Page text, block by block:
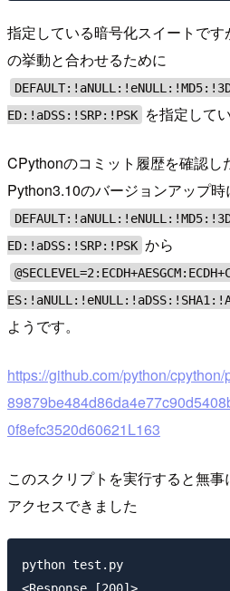
指定している暗号化スイートで
の挙動と合わせるために
ED:!aDSS:!SRP:!PSK
を指定して
CPythonのコミット履歴を確認し
Python3.10のバージョンアップ
ED:!aDSS:!SRP:!PSK から
ようです。
https://github.com/python/
0f8efc3520d60621L163
このスクリプトを実行すると無
アクセスできました
python test.py